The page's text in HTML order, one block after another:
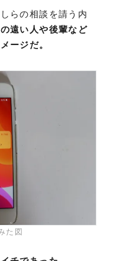
らの相談を請う内
遠い人や後輩など
ージだ。
た図